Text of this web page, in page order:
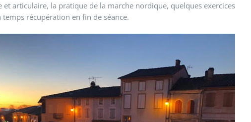
articulaire, la pratique de la marche nordique, quelques exercices
récupération en fin de séance.